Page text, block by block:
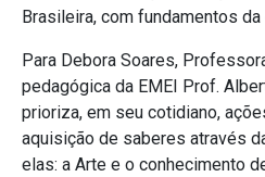
Brasileira, com fundamentos da
Para Debora Soares,
pedagógica da EMEI Prof.
prioriza, em seu cotidiano,
aquisição de saberes através
elas: a Arte e o conhecimento